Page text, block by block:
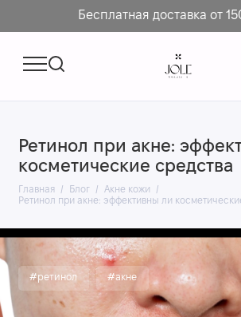
Бесплатная доставка от
Ретинол при акне:
косметические средства
Главная Блог
Акне кожи
Ретинол при акне: эффективны ли
#ретинол #акне